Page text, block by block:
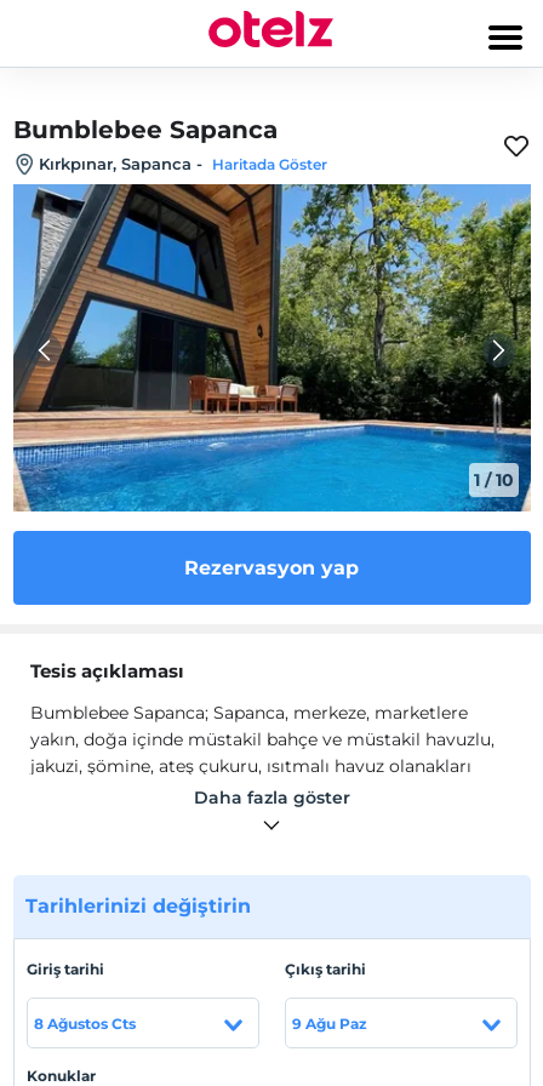
Bumblebee Sapanca
Kırkpınar, Sapanca - Haritada Göster
1 /10
Rezervasyon yap
Tesis açıklaması
Bumblebee Sapanca; Sapanca, merkeze, marketlere
yakın, doğa içinde müstakil bahçe ve müstakil havuzlu,
jakuzi, şömine, ateş çukuru, ısıtmalı havuz olanakları
sunar. 4 kişiye kadar konaklama imkanı vardır.
2 ayrı yatak odası mevcut olup,
Tesis lokasyon bilgileri
veren Bumblebee Sapanca doğa içinde ama merkeze
yakın konumdadır.
Daha fazla göster
Tarihlerinizi değiştirin
Giriş tarihi
8 Ağustos Cts
Çıkış tarihi
9 Ağu Paz
Konuklar